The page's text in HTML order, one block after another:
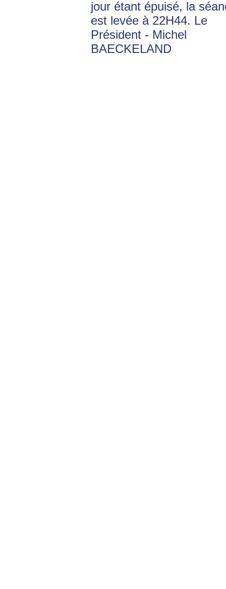
jour étant épuisé, la
est levée à 22H44. Le
Président - Michel
BAECKELAND